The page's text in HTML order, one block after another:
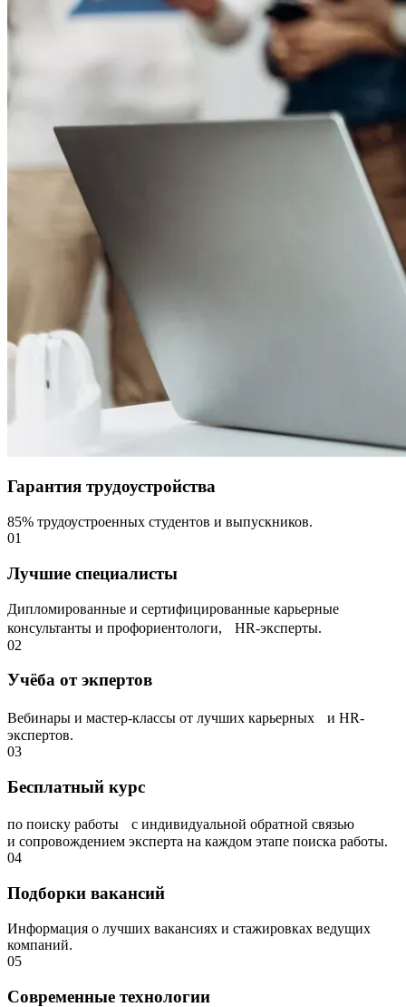
Гарантия трудоустройства
85% трудоустроенных студентов и выпускников.
01
Лучшие специалисты
Дипломированные и сертифицированные карьерные
консультанты и профориентологи, НR-эксперты.
02
Учёба от экпертов
Вебинары и мастер-классы от лучших карьерных и HR-
экспертов.
03
Бесплатный курс
по поиску работы с индивидуальной обратной связью
и сопровождением эксперта на каждом этапе поиска работы.
04
Подборки вакансий
Информация о лучших вакансиях и стажировках ведущих
компаний.
05
Современные технологии